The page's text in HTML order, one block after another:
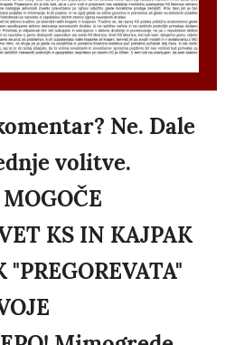
Ne. Dale
volitve.
KS IN KAJPAK
"PREGOREVATA"